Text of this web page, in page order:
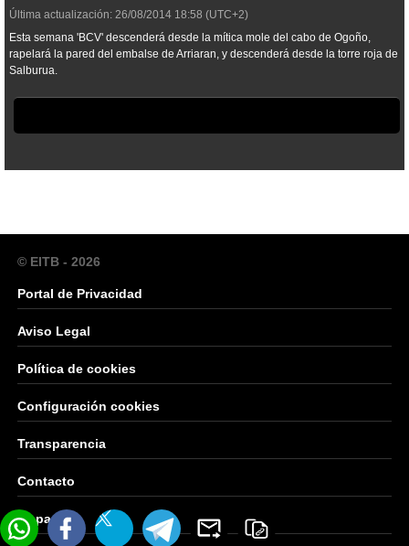
Última actualización: 26/08/2014 18:58 (UTC+2)
Esta semana 'BCV' descenderá desde la mítica mole del cabo de Ogoño,
rapelará la pared del embalse de Arriaran, y descenderá desde la torre roja de
Salburua.
© EITB - 2026
Portal de Privacidad
Aviso Legal
Política de cookies
Configuración cookies
Transparencia
Contacto
Mapa Web